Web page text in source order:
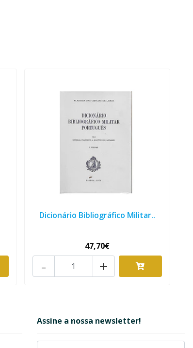
Dicionário Bibliográfico Militar..
47,70€
+
-
Assine a nossa newsletter!